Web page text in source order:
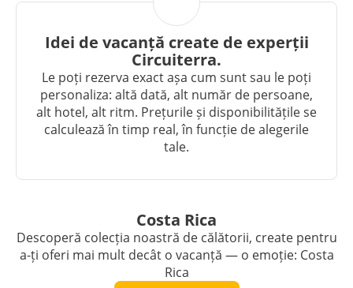
Idei de vacanță create de experții
Circuiterra.
Le poți rezerva exact așa cum sunt sau le poți
personaliza: altă dată, alt număr de persoane,
alt hotel, alt ritm. Prețurile și disponibilitățile se
calculează în timp real, în funcție de alegerile
tale.
Costa Rica
Descoperă colecția noastră de călătorii, create pentru
a-ți oferi mai mult decât o vacanță — o emoție: Costa
Rica